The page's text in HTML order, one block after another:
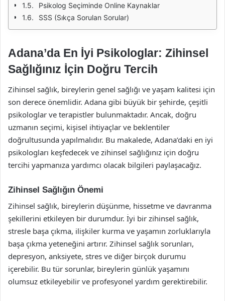
Psikolog Seçiminde Online Kaynaklar
SSS (Sıkça Sorulan Sorular)
Adana’da En İyi Psikologlar: Zihinsel
Sağlığınız İçin Doğru Tercih
Zihinsel sağlık, bireylerin genel sağlığı ve yaşam kalitesi için
son derece önemlidir. Adana gibi büyük bir şehirde, çeşitli
psikologlar ve terapistler bulunmaktadır. Ancak, doğru
uzmanın seçimi, kişisel ihtiyaçlar ve beklentiler
doğrultusunda yapılmalıdır. Bu makalede, Adana’daki en iyi
psikologları keşfedecek ve zihinsel sağlığınız için doğru
tercihi yapmanıza yardımcı olacak bilgileri paylaşacağız.
Zihinsel Sağlığın Önemi
Zihinsel sağlık, bireylerin düşünme, hissetme ve davranma
şekillerini etkileyen bir durumdur. İyi bir zihinsel sağlık,
stresle başa çıkma, ilişkiler kurma ve yaşamın zorluklarıyla
başa çıkma yeteneğini artırır. Zihinsel sağlık sorunları,
depresyon, anksiyete, stres ve diğer birçok durumu
içerebilir. Bu tür sorunlar, bireylerin günlük yaşamını
olumsuz etkileyebilir ve profesyonel yardım gerektirebilir.